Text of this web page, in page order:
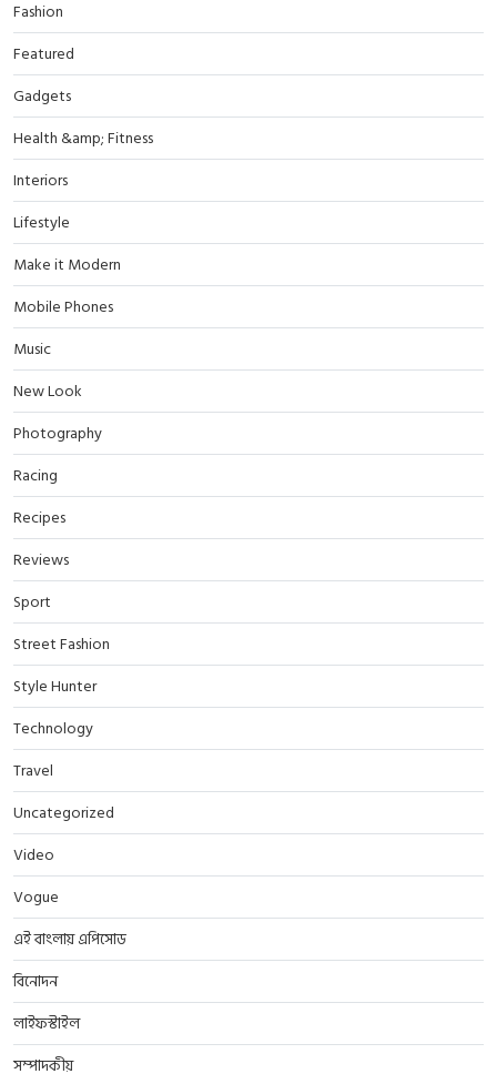
Fashion
Featured
Gadgets
Health &amp; Fitness
Interiors
Lifestyle
Make it Modern
Mobile Phones
Music
New Look
Photography
Racing
Recipes
Reviews
Sport
Street Fashion
Style Hunter
Technology
Travel
Uncategorized
Video
Vogue
এই বাংলায় এপিসোড
বিনোদন
লাইফস্টাইল
সম্পাদকীয়